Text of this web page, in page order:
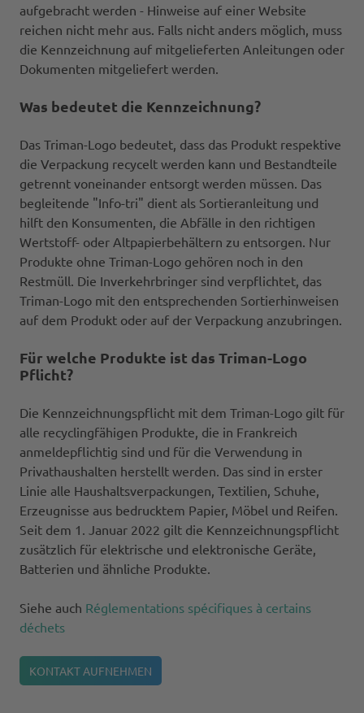
aufgebracht werden - Hinweise auf einer Website
reichen nicht mehr aus. Falls nicht anders möglich, muss
die Kennzeichnung auf mitgelieferten Anleitungen oder
Dokumenten mitgeliefert werden.
Was bedeutet die Kennzeichnung?
Das Triman-Logo bedeutet, dass das Produkt respektive
die Verpackung recycelt werden kann und Bestandteile
getrennt voneinander entsorgt werden müssen. Das
begleitende "Info-tri" dient als Sortieranleitung und
hilft den Konsumenten, die Abfälle in den richtigen
Wertstoff- oder Altpapierbehältern zu entsorgen. Nur
Produkte ohne Triman-Logo gehören noch in den
Restmüll. Die Inverkehrbringer sind verpflichtet, das
Triman-Logo mit den entsprechenden Sortierhinweisen
auf dem Produkt oder auf der Verpackung anzubringen.
Für welche Produkte ist das Triman-Logo
Pflicht?
Die Kennzeichnungspflicht mit dem Triman-Logo gilt für
alle recyclingfähigen Produkte, die in Frankreich
anmeldepflichtig sind und für die Verwendung in
Privathaushalten herstellt werden. Das sind in erster
Linie alle Haushaltsverpackungen, Textilien, Schuhe,
Erzeugnisse aus bedrucktem Papier, Möbel und Reifen.
Seit dem 1. Januar 2022 gilt die Kennzeichnungspflicht
zusätzlich für elektrische und elektronische Geräte,
Batterien und ähnliche Produkte.
Siehe auch Réglementations spécifiques à certains
déchets
KONTAKT AUFNEHMEN